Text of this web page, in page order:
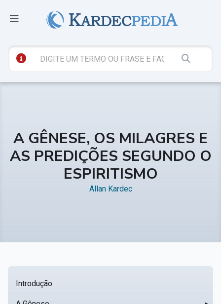
A GÊNESE, OS MILAGRES E
AS PREDIÇÕES SEGUNDO O
ESPIRITISMO
Allan Kardec
Introdução